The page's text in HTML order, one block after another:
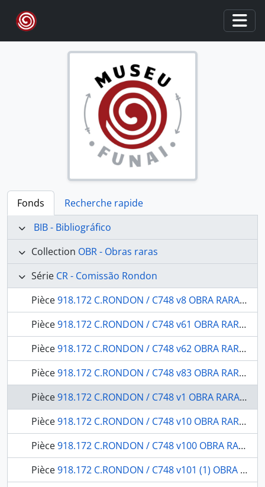
Skip to main content
Fonds
Recherche rapide
BIB - Bibliográfico
Collection OBR - Obras raras
Série CR - Comissão Rondon
Pièce918.172 C.RONDON / C748 v8 OBRA RARA / 1910 - História Natural Botânica Parte I - Bromeliaceas
Pièce918.172 C.RONDON / C748 v61 OBRA RARA / 1946 - Águas termais de Mato-Grosso:: com estudos "in loco" das fontes de Palmeiras, Baía do Frade e Poíro.
Pièce918.172 C.RONDON / C748 v62 OBRA RARA / 1946 - Águas termais de Mato-Grosso:: com estudos "in loco" das fontes de Palmeiras, Baía do Frade e Poíro.
Pièce918.172 C.RONDON / C748 v83 OBRA RARA / 19-- - Botânica: parte XII: contribuição para o conhecimento de uma nova espécie de Lentibularicae
Pièce918.172 C.RONDON / C748 v1 OBRA RARA / 19-- - Relatório apresentado a Diretoria Geral dos Telegraphos e a Divisão Geral de Engenharia (G.5) do Departamento da Guerra
Pièce918.172 C.RONDON / C748 v10 OBRA RARA / 1912 - História Natural Botânica Parte III - Melastomataceas
Pièce918.172 C.RONDON / C748 v100 OBRA RARA / 1946 - 19 de Abril: o Dia do Índio as comemorações realizadas em 1944 e 1945 volume I.
Pièce918.172 C.RONDON / C748 v101 (1) OBRA RARA / 1946 - Em defesa dos brasilíndios: Conferência realizada pelo prof. Basílio de Magalhães, no auditório do Ministério da Educação e Saúde, a 24 de Abril de 1946, durante a "Semana do Índio".